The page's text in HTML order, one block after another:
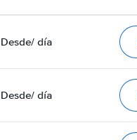
Desde/ día
Desde/ día